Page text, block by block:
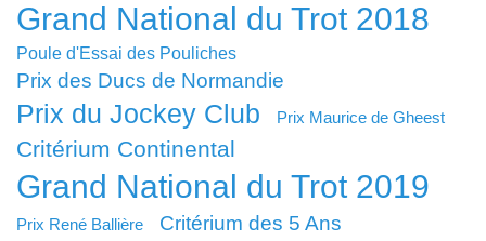
Grand National du Trot 2018
Poule d'Essai des Pouliches
Prix des Ducs de Normandie
Prix du Jockey Club Prix Maurice de Gheest
Critérium Continental
Grand National du Trot 2019
Prix René Ballière Critérium des 5 Ans